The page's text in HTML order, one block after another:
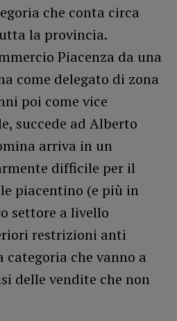
che conta circa
la provincia.
Piacenza da una
come delegato di zona
poi come vice
succede ad Alberto
arriva in un
difficile per il
piacentino (e più in
settore a livello
restrizioni anti
categoria che vanno a
delle vendite che non